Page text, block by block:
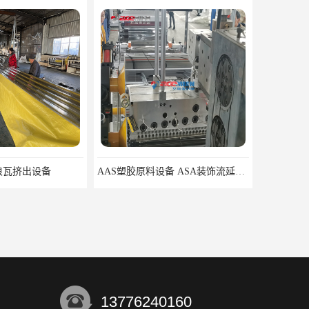
瓦挤出设备 AAS塑胶原料设备 ASA装饰流延薄膜 ASA薄膜挤出机
13776240160